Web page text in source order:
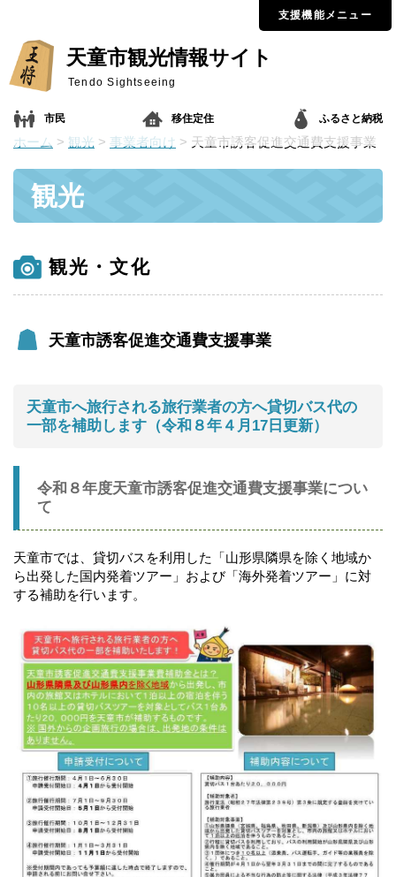
支援機能メニュー
天童市観光情報サイト
Tendo Sightseeing
市民 移住定住 ふるさと納税
ホーム > 観光 > 事業者向け > 天童市誘客促進交通費支援事業
観光
観光・文化
天童市誘客促進交通費支援事業
天童市へ旅行される旅行業者の方へ貸切バス代の
一部を補助します（令和８年４月17日更新）
令和８年度天童市誘客促進交通費支援事業につい
て
天童市では、貸切バスを利用した「山形県隣県を除く地域か
ら出発した国内発着ツアー」および「海外発着ツアー」に対
する補助を行います。